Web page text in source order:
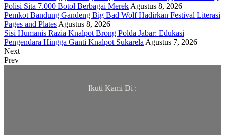
Polisi Sita 7.000 Botol Berbagai MerekAgustus 8, 2026
Pemkot Bandung Gandeng Big Bad Wolf Hadirkan Festival Literasi
Pages and PlatesAgustus 8, 2026
Sisi Humanis Razia Knalpot Brong Polda Jabar: Edukasi
Pengendara Hingga Ganti Knalpot SukarelaAgustus 7, 2026
Next
Prev
Ikuti Kami Di :